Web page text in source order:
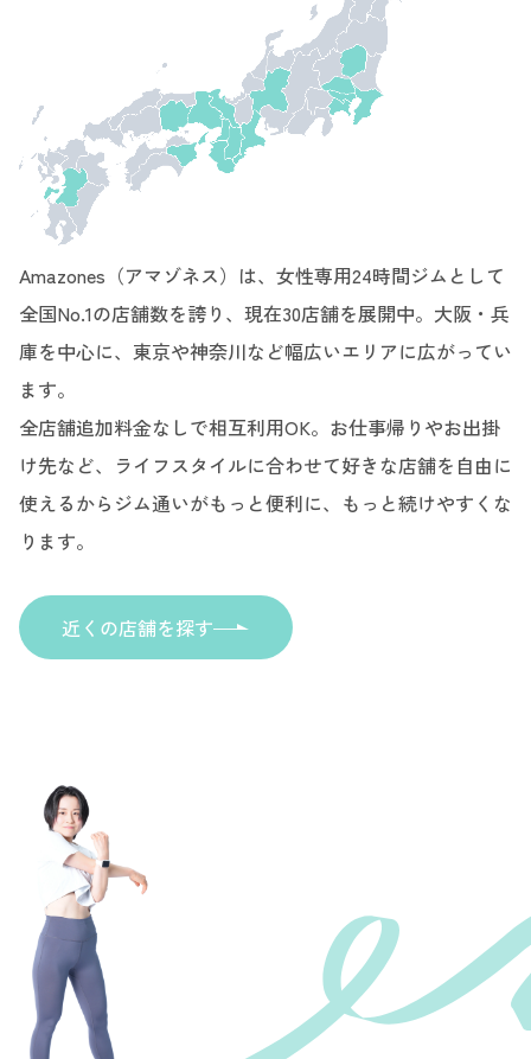
Amazones（アマゾネス）は、女性専用24時間ジムとして
全国No.1の店舗数を誇り、現在30店舗を展開中。大阪・兵
庫を中心に、東京や神奈川など幅広いエリアに広がってい
ます。
全店舗追加料金なしで相互利用OK。お仕事帰りやお出掛
け先など、ライフスタイルに合わせて好きな店舗を自由に
使えるからジム通いがもっと便利に、もっと続けやすくな
ります。
近くの店舗を探す